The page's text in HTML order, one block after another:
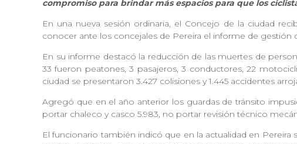
compromiso para brindar más espacios para que los
En una nueva sesión ordinaria, el Concejo de la ciudad
conocer ante los concejales de Pereira el informe de gestión
En su informe destacó la reducción de las muertes de
33 fueron peatones, 3 pasajeros, 3 conductores, 22
ciudad se presentaron 3.427 colisiones y 1.445 accidentes
Agregó que en el año anterior los guardas de tránsito
portar chaleco y casco 5.983, no portar revisión técnico
El funcionario también indicó que en la actualidad en Pereira